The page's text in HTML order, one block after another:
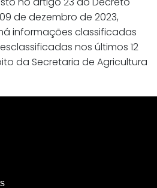
de dezembro de 2023,
informações classificadas
nos últimos 12
da Secretaria de Agricultura